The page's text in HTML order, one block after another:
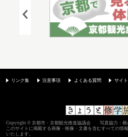
リンク集 注意事項 よくある質問 サイ
Copyright © 京都市・京都観光推進協議会 写真協力：横
このサイトに掲載する画像・映像・文書を含むすべての情
いたします。